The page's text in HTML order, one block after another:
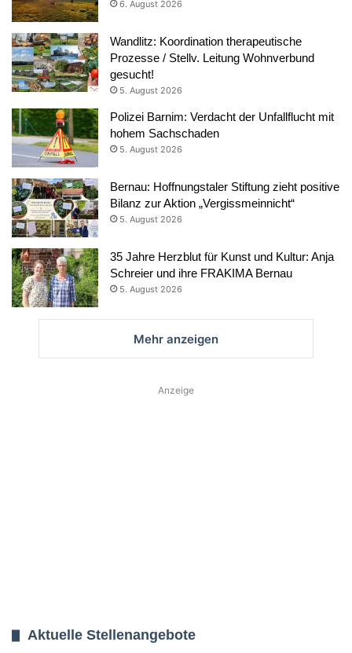
6. August 2026
Wandlitz: Koordination therapeutische
Prozesse / Stellv. Leitung Wohnverbund
gesucht!
5. August 2026
Polizei Barnim: Verdacht der Unfallflucht mit
hohem Sachschaden
5. August 2026
Bernau: Hoffnungstaler Stiftung zieht positive
Bilanz zur Aktion „Vergissmeinnicht“
5. August 2026
35 Jahre Herzblut für Kunst und Kultur: Anja
Schreier und ihre FRAKIMA Bernau
5. August 2026
Mehr anzeigen
Anzeige
Aktuelle Stellenangebote